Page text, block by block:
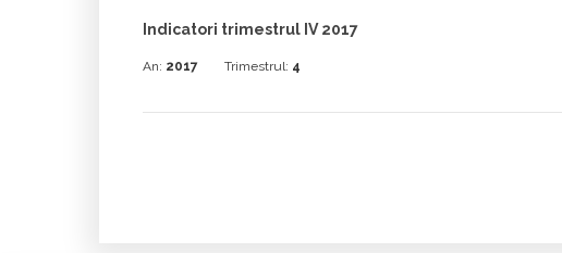
Indicatori trimestrul IV 2017
An: 2017 Trimestrul: 4